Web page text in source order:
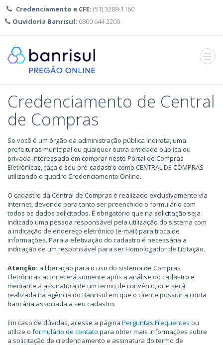
Credenciamento e CFE: (51) 3288-1160
Ouvidoria Banrisul: 0800 644 2200
Abrir
menu
Credenciamento de Central
de Compras
Se você é um órgão da administração pública indireta, uma
prefeituras municipal ou qualquer outra entidade pública ou
privada interessada em comprar neste Portal de Compras
Eletrônicas, faça o seu pré-cadastro como CENTRAL DE COMPRAS
utilizando o quadro Credenciamento Online.
O cadastro da Central de Compras é realizado exclusivamente via
Internet, devendo para tanto ser preenchido o formulário com
todos os dados solicitados. É obrigatório que na solicitação seja
indicado uma pessoa responsável pela utilização do sistema com
a indicação de endereço eletrônico (e-mail) para troca de
informações. Para a efetivação do cadastro é necessária a
indicação de um responsável para ser Homologador de Licitação.
Atenção: a liberação para o uso do sistema de Compras
Eletrônicas acontecerá somente após a análise do cadastro e
mediante a assinatura de um termo de convênio, que será
realizada na agência do Banrisul em que o cliente possuir a conta
bancária associada a seu cadastro.
Em caso de dúvidas, acesse a página Perguntas Frequentes ou
utilize o formulário de contato para obter mais informações sobre
a solicitação de credenciamento e assinatura do termo de